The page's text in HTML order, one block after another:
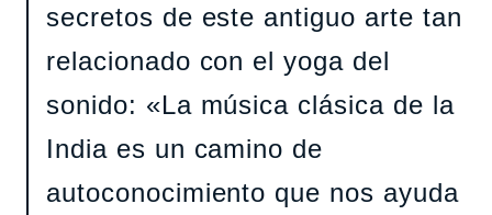
secretos de este antiguo arte tan
relacionado con el yoga del
sonido: «La música clásica de la
India es un camino de
autoconocimiento que nos ayuda